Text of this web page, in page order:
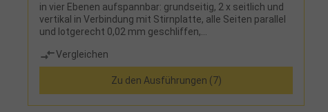
in vier Ebenen aufspannbar: grundseitig, 2 x seitlich und
vertikal in Verbindung mit Stirnplatte, alle Seiten parallel
und lotgerecht 0,02 mm geschliffen,
hydraulischer Hochdruckverstärker, Niederzug-
Spannsystem, Monoblockkonstruktion, Seitenfenster
zur leichteren ReinigungLieferumfang: Grundkörper
hydraulische Spindel 1 Satz glatte Spannbacken 1
Handkurbel Bedienungshandbuch 4 Spannpratzen
Vergleichen
Zu den Ausführungen (7)